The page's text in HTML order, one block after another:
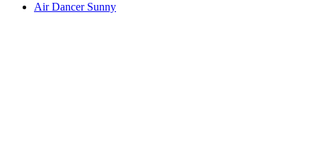
Air Dancer Sunny